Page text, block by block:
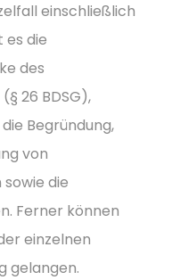
einschließlich
es die
des
26 BDSG),
Begründung,
von
die
Ferner können
einzelnen
gelangen.